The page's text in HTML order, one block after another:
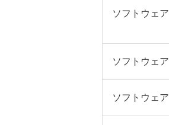
ソフトウェア
ソフトウェア
ソフトウェア